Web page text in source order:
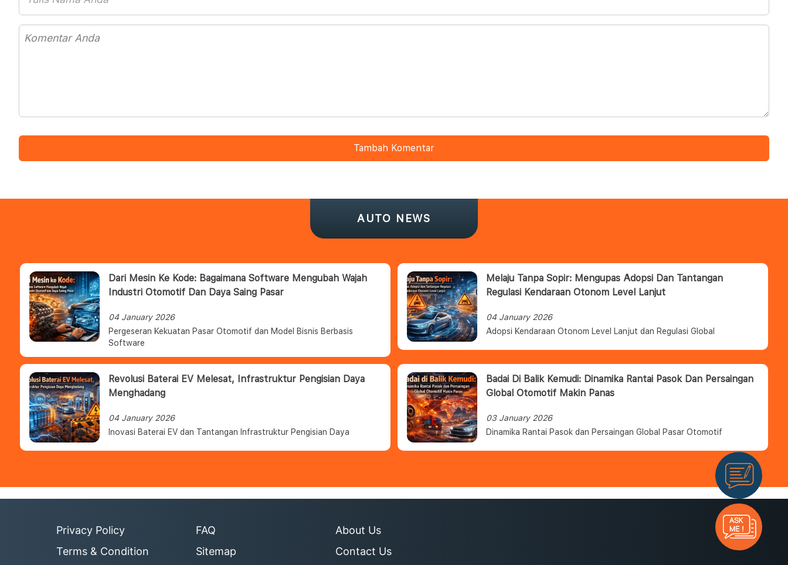
Tambah Komentar
AUTO NEWS
Dari Mesin Ke Kode: Bagaimana Software Mengubah Wajah
Industri Otomotif Dan Daya Saing Pasar
04 January 2026
Pergeseran Kekuatan Pasar Otomotif dan Model Bisnis Berbasis
Software
Melaju Tanpa Sopir: Mengupas Adopsi Dan Tantangan
Regulasi Kendaraan Otonom Level Lanjut
04 January 2026
Adopsi Kendaraan Otonom Level Lanjut dan Regulasi Global
Revolusi Baterai EV Melesat, Infrastruktur Pengisian Daya
Menghadang
04 January 2026
Inovasi Baterai EV dan Tantangan Infrastruktur Pengisian Daya
Badai Di Balik Kemudi: Dinamika Rantai Pasok Dan Persaingan
Global Otomotif Makin Panas
03 January 2026
Dinamika Rantai Pasok dan Persaingan Global Pasar Otomotif
Privacy Policy
Terms & Condition
FAQ
Sitemap
About Us
Contact Us